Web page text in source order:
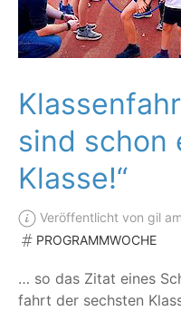
Service &
sind schon
Klasse!“
Veröffentlicht von gil
PROGRAMMWOCHE
… so das Zitat eines
fahrt der sechs­ten